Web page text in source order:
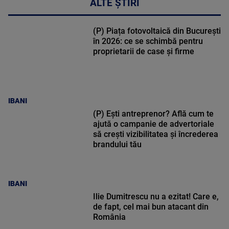
ALTE ȘTIRI
IBANI
(P) Piața fotovoltaică din București
în 2026: ce se schimbă pentru
proprietarii de case și firme
IBANI
(P) Ești antreprenor? Află cum te
ajută o campanie de advertoriale
să crești vizibilitatea și încrederea
brandului tău
Ilie Dumitrescu nu a ezitat! Care e,
de fapt, cel mai bun atacant din
România